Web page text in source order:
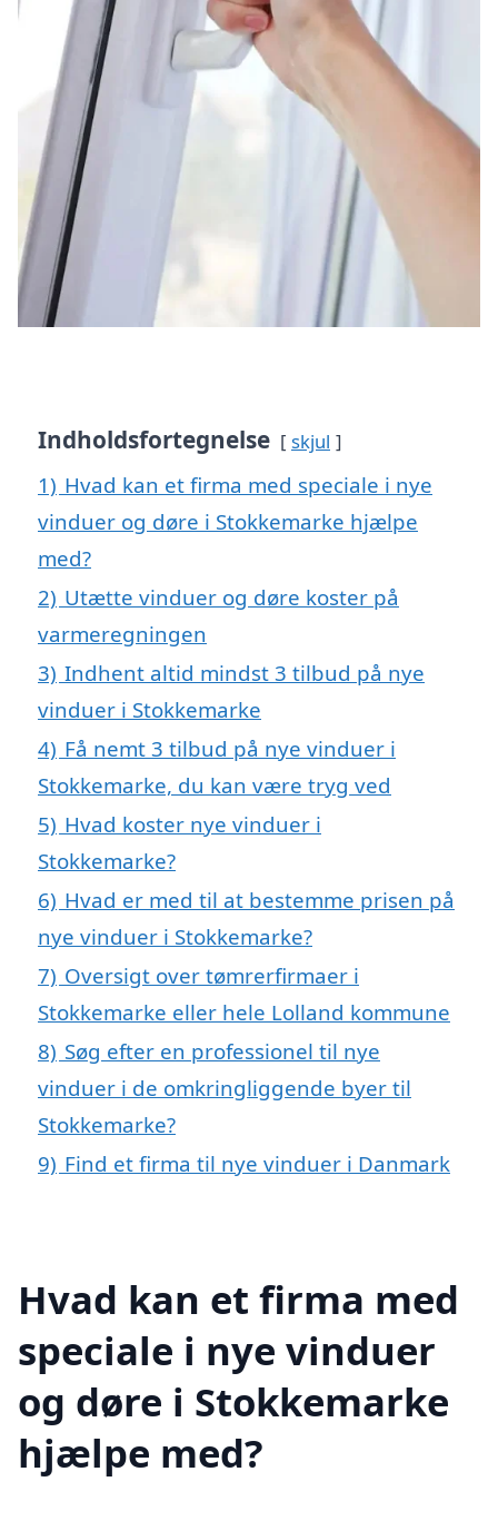
Indholdsfortegnelse skjul
1) Hvad kan et firma med speciale i nye
vinduer og døre i Stokkemarke hjælpe
med?
2) Utætte vinduer og døre koster på
varmeregningen
3) Indhent altid mindst 3 tilbud på nye
vinduer i Stokkemarke
4) Få nemt 3 tilbud på nye vinduer i
Stokkemarke, du kan være tryg ved
5) Hvad koster nye vinduer i
Stokkemarke?
6) Hvad er med til at bestemme prisen på
nye vinduer i Stokkemarke?
7) Oversigt over tømrerfirmaer i
Stokkemarke eller hele Lolland kommune
8) Søg efter en professionel til nye
vinduer i de omkringliggende byer til
Stokkemarke?
9) Find et firma til nye vinduer i Danmark
Hvad kan et firma med
speciale i nye vinduer
og døre i Stokkemarke
hjælpe med?